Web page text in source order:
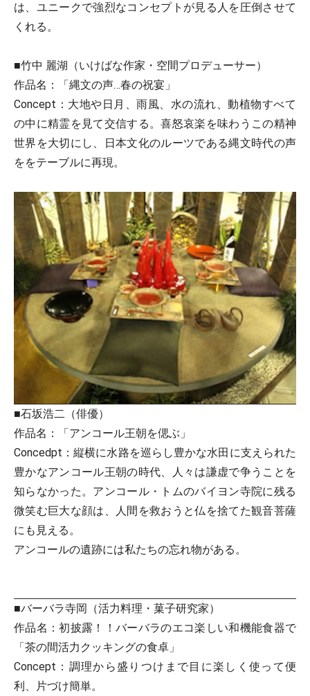
は、ユニークで強烈なコンセプトが見る人を圧倒させて
くれる。
■竹中 麗湖（いけばな作家・空間プロデューサー）
作品名：「縄文の声…春の祝宴」
Concept：大地や日月、雨風、水の流れ、動植物すべて
の中に精霊を見て交信する。喜怒哀楽を味わうこの精神
世界を大切にし、日本文化のルーツである縄文時代の声
ををテーブルに再現。
■石坂浩二（俳優）
作品名：「アンコール王朝を偲ぶ」
Concedpt：縦横に水路を巡らし豊かな水田に支えられた
豊かなアンコール王朝の時代、人々は謙虚で争うことを
知らなかった。アンコール・トムのバイヨン寺院に残る
微笑む巨大な顔は、人間を救おうと仏を捨てた観音菩薩
にも見える。
アンコールの遺跡には私たちの忘れ物がある。
■バーバラ寺岡（活力料理・菓子研究家）
作品名：初披露！！バーバラのエコ楽しい和機能食器で
「茶の間活力クッキングの食卓」
Concept：調理から盛りつけまで目に楽しく使って便
利、片づけ簡単。